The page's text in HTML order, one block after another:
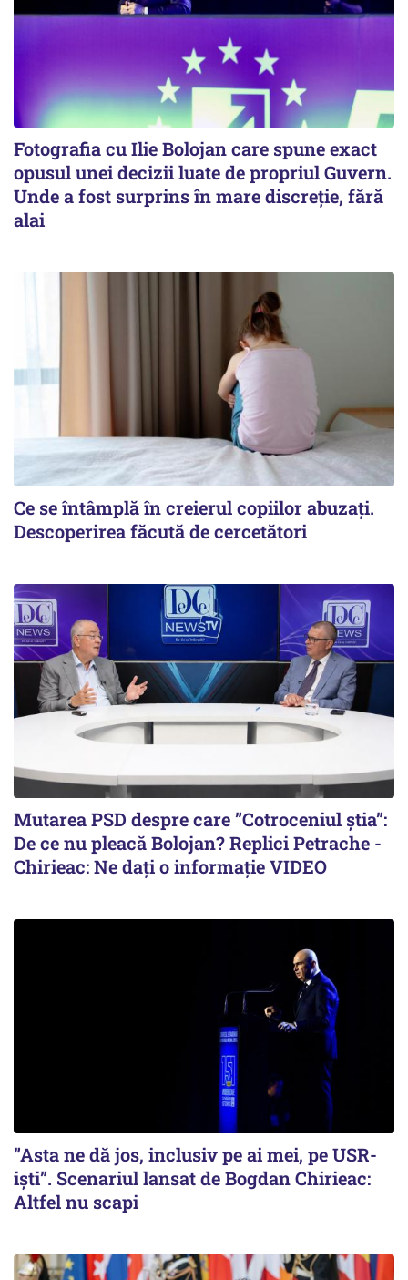
Fotografia cu Ilie Bolojan care spune exact
opusul unei decizii luate de propriul Guvern.
Unde a fost surprins în mare discreție, fără
alai
Ce se întâmplă în creierul copiilor abuzați.
Descoperirea făcută de cercetători
Mutarea PSD despre care ”Cotroceniul știa”:
De ce nu pleacă Bolojan? Replici Petrache -
Chirieac: Ne dați o informație VIDEO
”Asta ne dă jos, inclusiv pe ai mei, pe USR-
iști”. Scenariul lansat de Bogdan Chirieac:
Altfel nu scapi